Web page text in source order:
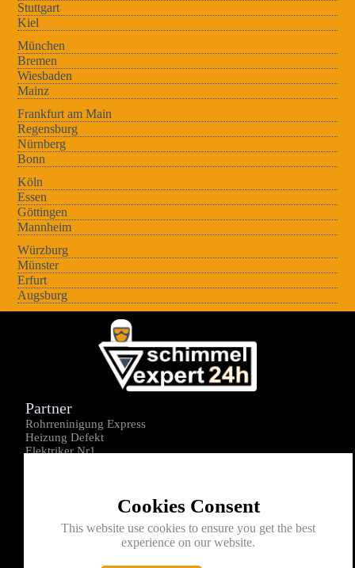
Stuttgart
Kiel
München
Bremen
Wiesbaden
Mainz
Frankfurt am Main
Regensburg
Nürnberg
Bonn
Köln
Essen
Göttingen
Mannheim
Würzburg
Münster
Erfurt
Augsburg
Cookies Consent
This website use cookies to ensure you get the best
experience on our website.
Partner
Rohrreninigung Express
Heizung Defekt
Elektriker Nr1
Kontakt